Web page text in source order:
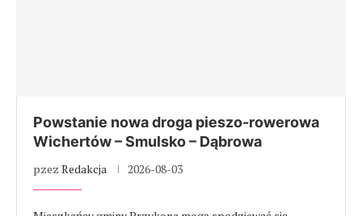
Powstanie nowa droga pieszo-rowerowa
Wichertów – Smulsko – Dąbrowa
pzez Redakcja 2026-08-03